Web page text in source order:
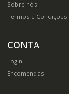
Sobre nós
Termos e Condições
CONTA
Login
Encomendas